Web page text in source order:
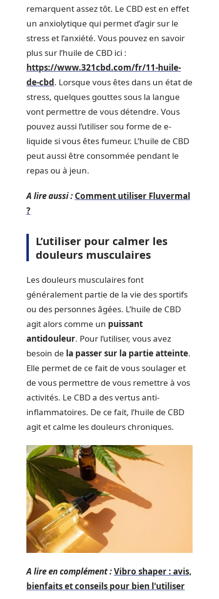
remarquent assez tôt. Le CBD est en effet
un anxiolytique qui permet d’agir sur le
stress et l’anxiété. Vous pouvez en savoir
plus sur l’huile de CBD ici :
https://www.321cbd.com/fr/11-huile-
de-cbd. Lorsque vous êtes dans un état de
stress, quelques gouttes sous la langue
vont permettre de vous détendre. Vous
pouvez aussi l’utiliser sou forme de e-
liquide si vous êtes fumeur. L’huile de CBD
peut aussi être consommée pendant le
repas ou à jeun.
A lire aussi : Comment utiliser Fluvermal
?
L’utiliser pour calmer les
douleurs musculaires
Les douleurs musculaires font
généralement partie de la vie des sportifs
ou des personnes âgées. L’huile de CBD
agit alors comme un puissant
antidouleur. Pour l’utiliser, vous avez
besoin de la passer sur la partie atteinte.
Elle permet de ce fait de vous soulager et
de vous permettre de vous remettre à vos
activités. Le CBD a des vertus anti-
inflammatoires. De ce fait, l’huile de CBD
agit et calme les douleurs chroniques.
A lire en complément :Vibro shaper : avis,
bienfaits et conseils pour bien l'utiliser